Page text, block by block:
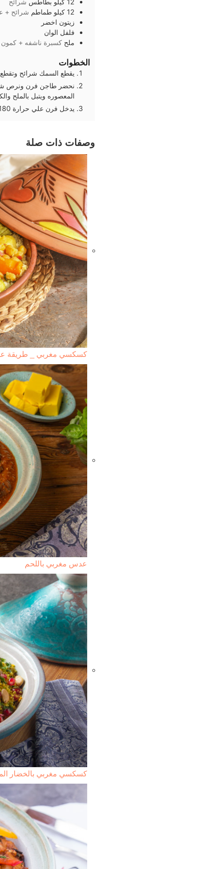
12 كيلو طماطم شرائح +
زيتون اخضر
فلفل الوان
ملح كسبرة ناشفه + كمون
الخطوات
يقطع السمك شرائح
نحضر طاجن فرن ونرص
المعصوره ويتبل بالملح
يدخل فرن علي حرارة 180 درجة ولمدة 25 دقيقة وحتي اتمام النضج
وصفات ذات صلة
كسكسي مغربي _ طريقة
عدس مغربي باللحم
كسكسي مغربي بالخضار